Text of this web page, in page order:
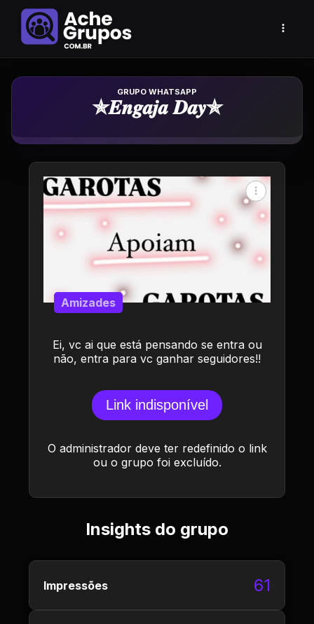
Grupo de Whatsapp
✯𝑬𝒏𝒈𝒂𝒋𝒂 𝑫𝒂𝒚✯
Ei, vc ai que está pensando se entra ou
não, entra para vc ganhar seguidores!!
Amizades
Link indisponível
O administrador deve ter redefinido o link
ou o grupo foi excluído.
Insights do grupo
Impressões 61